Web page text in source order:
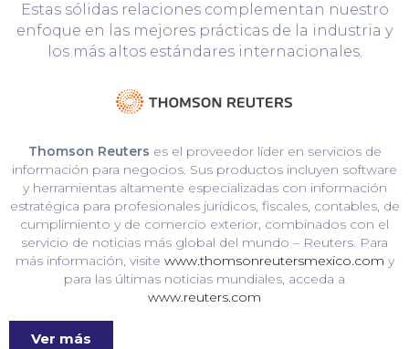
Estas sólidas relaciones complementan nuestro
enfoque en las mejores prácticas de la industria y
los más altos estándares internacionales.
Thomson Reuters es el proveedor líder en servicios de
información para negocios. Sus productos incluyen software
y herramientas altamente especializadas con información
estratégica para profesionales jurídicos, fiscales, contables, de
cumplimiento y de comercio exterior, combinados con el
servicio de noticias más global del mundo – Reuters. Para
más información, visite www.thomsonreutersmexico.com y
para las últimas noticias mundiales, acceda a
www.reuters.com
Ver más